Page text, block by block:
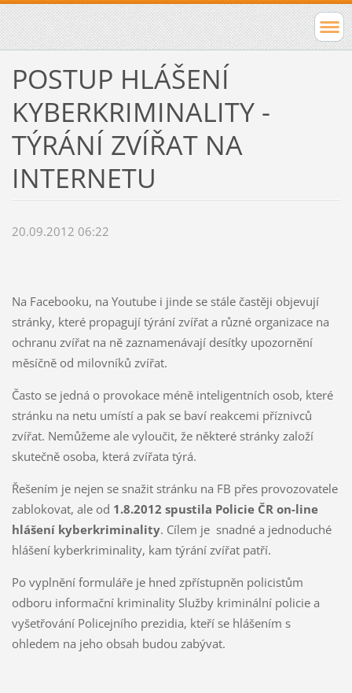
POSTUP HLÁŠENÍ
KYBERKRIMINALITY -
TÝRÁNÍ ZVÍŘAT NA
INTERNETU
20.09.2012 06:22
Na Facebooku, na Youtube i jinde se stále častěji objevují
stránky, které propagují týrání zvířat a různé organizace na
ochranu zvířat na ně zaznamenávají desítky upozornění
měsíčně od milovníků zvířat.
Často se jedná o provokace méně inteligentních osob, které
stránku na netu umístí a pak se baví reakcemi příznivců
zvířat. Nemůžeme ale vyloučit, že některé stránky založí
skutečně osoba, která zvířata týrá.
Řešením je nejen se snažit stránku na FB přes provozovatele
zablokovat, ale od 1.8.2012 spustila Policie ČR on-line
hlášení kyberkriminality. Cílem je snadné a jednoduché
hlášení kyberkriminality, kam týrání zvířat patří.
Po vyplnění formuláře je hned zpřístupněn policistům
odboru informační kriminality Služby kriminální policie a
vyšetřování Policejního prezidia, kteří se hlášením s
ohledem na jeho obsah budou zabývat.